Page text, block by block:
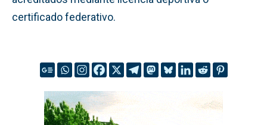
certificado federativo.